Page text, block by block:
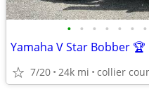
• • • • • • •
7/20 24k mi collier